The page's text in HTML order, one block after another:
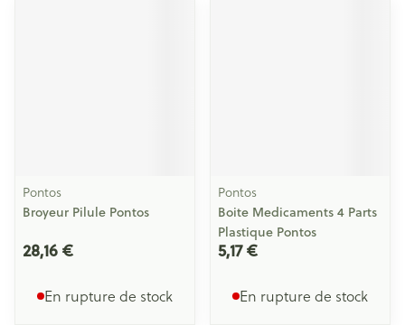
Pontos
Broyeur Pilule Pontos
28,16 €
En rupture de stock
Pontos
Boite Medicaments 4 Parts
Plastique Pontos
5,17 €
En rupture de stock